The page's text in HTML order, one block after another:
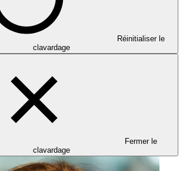
Réinitialiser le
clavardage
Fermer le
clavardage